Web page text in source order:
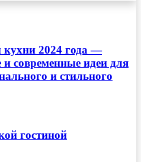
кухни 2024 года —
современные идеи для
и стильного
гостиной